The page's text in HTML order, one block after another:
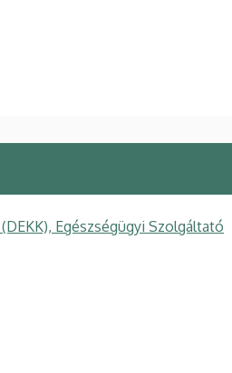
Egészségügyi Szolgáltató